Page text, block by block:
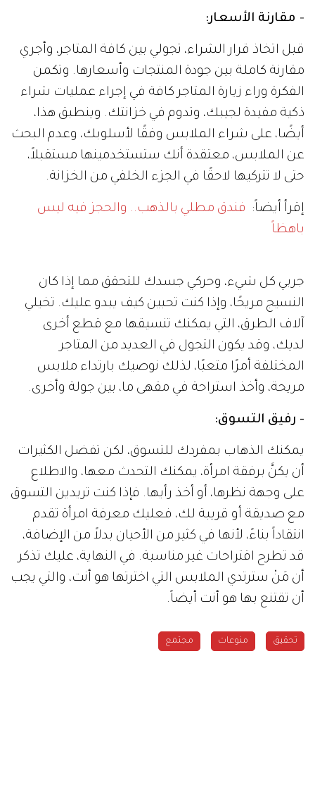
- مقارنة الأسعار:
قبل اتخاذ قرار الشراء، تجولي بين كافة المتاجر، وأجري
مقارنة كاملة بين جودة المنتجات وأسعارها. وتكمن
الفكرة وراء زيارة المتاجر كافة في إجراء عمليات شراء
ذكية مفيدة لجيبك، وتدوم في خزانتك. وينطبق هذا،
أيضًا، على شراء الملابس وفقًا لأسلوبك، وعدم البحث
عن الملابس، معتقدة أنك ستستخدمينها مستقبلاً،
حتى لا تتركيها لاحقًا في الجزء الخلفي من الخزانة.
إقرأ أيضاً: فندق مطلي بالذهب.. والحجز فيه ليس
باهظاً
جربي كل شيء، وحركي جسدك للتحقق مما إذا كان
النسيج مريحًا، وإذا كنت تحبين كيف يبدو عليك. تخيلي
آلاف الطرق، التي يمكنك تنسيقها مع قطع أخرى
لديك، وقد يكون التجول في العديد من المتاجر
المختلفة أمرًا متعبًا، لذلك نوصيك بارتداء ملابس
مريحة، وأخذ استراحة في مقهى ما، بين جولة وأخرى.
- رفيق التسوق:
يمكنك الذهاب بمفردك للتسوق، لكن تفضل الكثيرات
أن يكنَّ برفقة امرأة، يمكنك التحدث معها، والاطلاع
على وجهة نظرها، أو أخذ رأيها. فإذا كنت تريدين التسوق
مع صديقة أو قريبة لك، فعليك معرفة امرأة تقدم
انتقاداً بناءً، لأنها في كثير من الأحيان بدلاً من الإضافة،
قد تطرح اقتراحات غير مناسبة. في النهاية، عليك تذكر
أن مَنْ سترتدي الملابس التي اخترتها هو أنت، والتي يجب
أن تقتنع بها هو أنت أيضاً.
تحقيق منوعات مجتمع